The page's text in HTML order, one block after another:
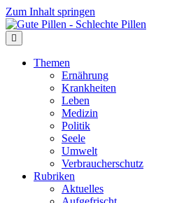
Zum Inhalt springen
Themen
Ernährung
Krankheiten
Leben
Medizin
Politik
Seele
Umwelt
Verbraucherschutz
Rubriken
Aktuelles